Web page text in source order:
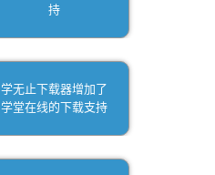
持
学无止下载器增加了
学堂在线的下载支持